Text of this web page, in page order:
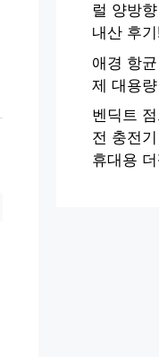
럴 양방
내산 후
애경 항
제 대용
벤딕트
전 충전
휴대용